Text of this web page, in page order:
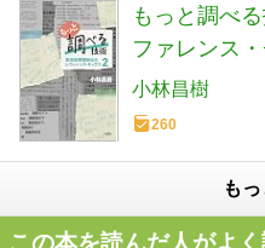
もっと調べ
ファレンス
小林昌樹
260
も
この本を読んだ人がよ